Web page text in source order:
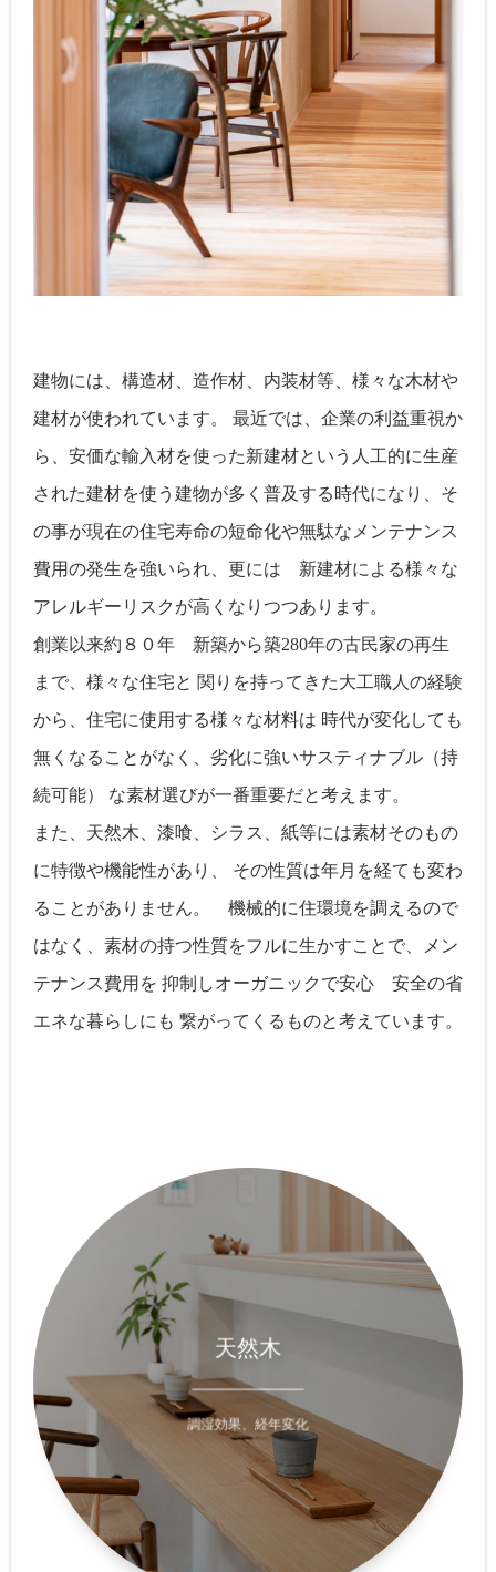
建物には、構造材、造作材、内装材等、様々な木材や
建材が使われています。 最近では、企業の利益重視か
ら、安価な輸入材を使った新建材という人工的に生産
された建材を使う建物が多く普及する時代になり、そ
の事が現在の住宅寿命の短命化や無駄なメンテナンス
費用の発生を強いられ、更には 新建材による様々な
アレルギーリスクが高くなりつつあります。
創業以来約８０年 新築から築280年の古民家の再生
まで、様々な住宅と 関りを持ってきた大工職人の経験
から、住宅に使用する様々な材料は 時代が変化しても
無くなることがなく、劣化に強いサスティナブル（持
続可能） な素材選びが一番重要だと考えます。
また、天然木、漆喰、シラス、紙等には素材そのもの
に特徴や機能性があり、 その性質は年月を経ても変わ
ることがありません。 機械的に住環境を調えるので
はなく、素材の持つ性質をフルに生かすことで、メン
テナンス費用を 抑制しオーガニックで安心 安全の省
エネな暮らしにも 繋がってくるものと考えています。
天然木
調湿効果、経年変化
調湿効果に加えて
ウイルス繁殖抑制効果、
自律神経安定作用もあると言われ
新建材とは違い劣化に強く、
経年変化による味わいを楽しめる